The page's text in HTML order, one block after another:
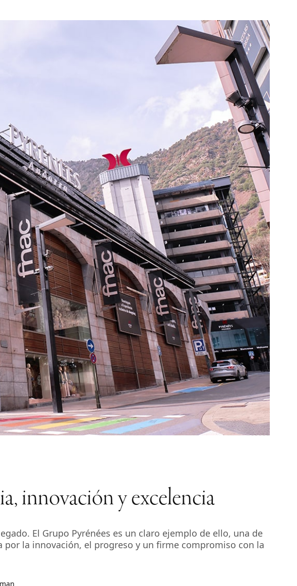
innovación y excelencia
El Grupo Pyrénées es un claro ejemplo de ello, una de
la innovación, el progreso y un firme compromiso con la